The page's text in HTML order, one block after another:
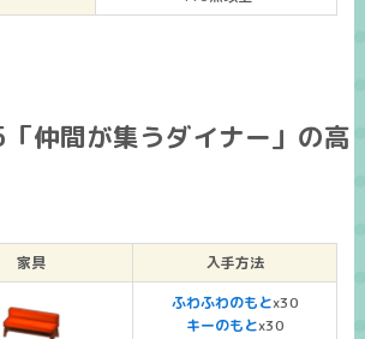
仲間が集うダイナー」の高
家具 入手方法
ふわふわのもとx30
キーのもとx30